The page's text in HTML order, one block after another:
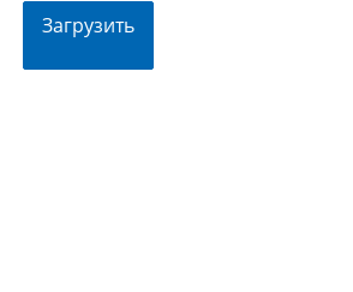
Загрузить